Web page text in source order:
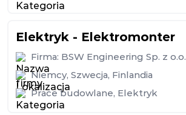
Elektryk - Elektromonter
Firma: BSW Engineering Sp. z o.o.
Niemcy, Szwecja, Finlandia
Prace budowlane, Elektryk